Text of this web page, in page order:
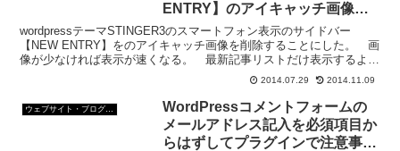
ENTRY】のアイキャッチ画像を
非表示にする
wordpressテーマSTINGER3のスマートフォン表示のサイドバー
【NEW ENTRY】をのアイキャッチ画像を削除することにした。 画
像が少なければ表示が速くなる。 最新記事リストだけ表示するよう
2014.07.29 2014.11.09
WordPressコメントフォームの
メールアドレス記入を必須項目か
らはずしてプラグインで注意事項